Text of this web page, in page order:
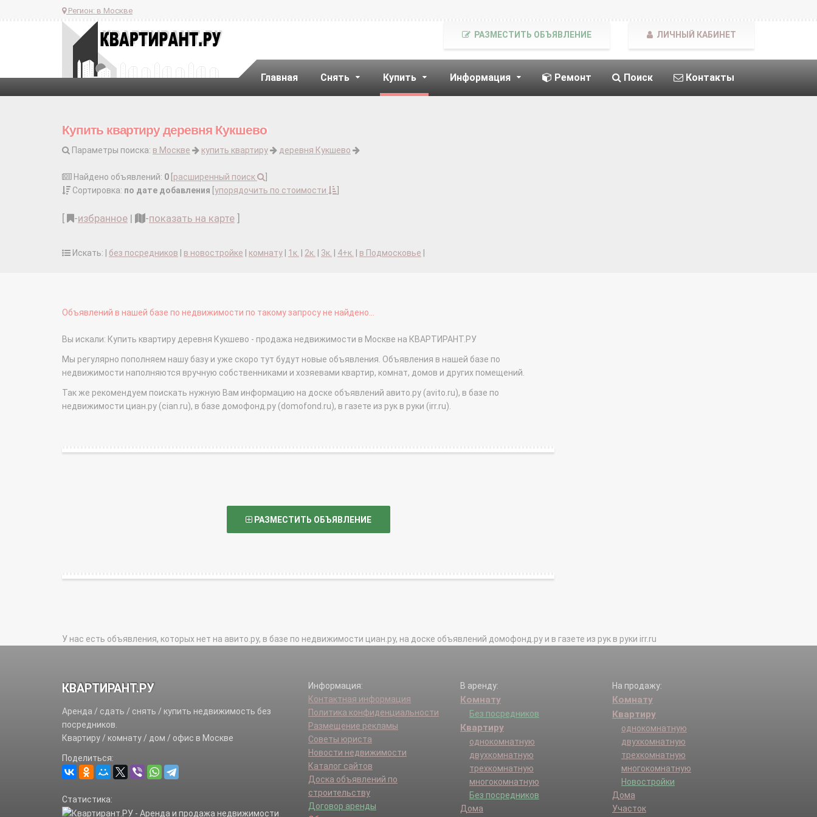
Регион: в Москве
Главная Снять Купить Информация Ремонт Поиск Контакты
РАЗМЕСТИТЬ ОБЪЯВЛЕНИЕ ЛИЧНЫЙ КАБИНЕТ
Купить квартиру деревня Кукшево
Параметры поиска: в Москве купить квартиру деревня Кукшево
Найдено объявлений: 0 расширенный поиск
Сортировка: по дате добавления упорядочить по стоимости
-избранное | -показать на карте
Искать: | без посредников в новостройке комнату 1к. 2к. 3к. 4+к. в Подмосковье
Объявлений в нашей базе по недвижимости по такому запросу не найдено...
Вы искали: Купить квартиру деревня Кукшево - продажа недвижимости в Москве на КВАРТИРАНТ.РУ
Мы регулярно пополняем нашу базу и уже скоро тут будут новые объявления. Объявления в нашей базе по
недвижимости наполняются вручную собственниками и хозяевами квартир, комнат, домов и других помещений.
Так же рекомендуем поискать нужную Вам информацию на доске объявлений авито.ру (avito.ru), в базе по
недвижимости циан.ру (cian.ru), в базе домофонд.ру (domofond.ru), в газете из рук в руки (irr.ru).
РАЗМЕСТИТЬ ОБЪЯВЛЕНИЕ
У нас есть объявления, которых нет на авито.ру, в базе по недвижимости циан.ру, на доске объявлений домофонд.ру и в газете из рук в руки irr.ru
КВАРТИРАНТ.РУ
Аренда / сдать / снять / купить недвижимость без
посредников.
Квартиру / комнату / дом / офис в Москве
Поделиться:
Статистика:
Информация:
Контактная информация
Политика конфиденциальности
Размещение рекламы
Советы юриста
Новости недвижимости
Каталог сайтов
Доска объявлений по
строительству
Договор аренды
В аренду:
Комнату
Без посредников
Квартиру
однокомнатную
двухкомнатную
трехкомнатную
многокомнатную
Без посредников
Дома
На продажу:
Комнату
Квартиру
однокомнатную
двухкомнатную
трехкомнатную
многокомнатную
Новостройки
Дома
Участок